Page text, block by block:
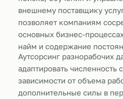
внешнему поставщику
позволяет компаниям
основных бизнес-
найм и содержание
Аутсорсинг разнорабочих
адаптировать численность
зависимости от объема
дополнительные силы в